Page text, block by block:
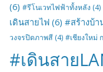
(6) #รีโนเวทไฟฟ้าทั้งหลัง (4)
เดินสายไฟ (6) #สร้างบ้า
วงจรปิดภาพสี (4) #เชียงใหม่
#เดินสาย